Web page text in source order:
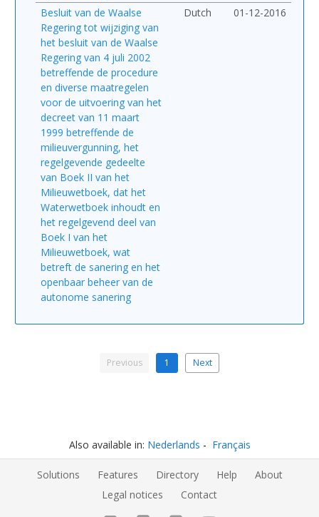
Besluit van de Waalse
Regering tot wijziging van
het besluit van de Waalse
Regering van 4 juli 2002
betreffende de procedure
en diverse maatregelen
voor de uitvoering van het
decreet van 11 maart
1999 betreffende de
milieuvergunning, het
regelgevende gedeelte
van Boek II van het
Milieuwetboek, dat het
Waterwetboek inhoudt en
het regelgevend deel van
Boek I van het
Milieuwetboek, wat
betreft de sanering en het
openbaar beheer van de
autonome sanering
Dutch 01-12-2016
Previous 1 Next
Also available in: Nederlands Français
Solutions Features Directory Help
About
Legal notices
Contact